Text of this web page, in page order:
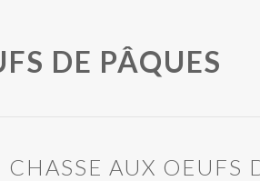
DE PÂQUES
CHASSE AUX OEUFS